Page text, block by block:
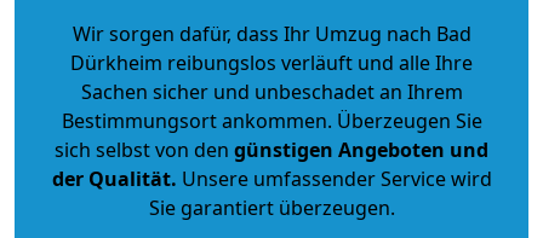
Wir sorgen dafür, dass Ihr Umzug nach Bad
Dürkheim reibungslos verläuft und alle Ihre
Sachen sicher und unbeschadet an Ihrem
Bestimmungsort ankommen. Überzeugen Sie
sich selbst von den günstigen Angeboten und
der Qualität. Unsere umfassender Service wird
Sie garantiert überzeugen.